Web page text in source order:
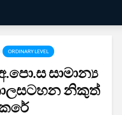
ORDINARY LEVEL
සාමාන්‍ය
නිකුත්